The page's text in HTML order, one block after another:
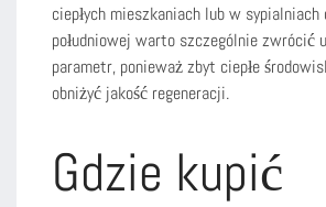
ciepłych mieszkaniach lub w sypialniach
południowej warto szczególnie zwrócić
parametr, ponieważ zbyt ciepłe
obniżyć jakość regeneracji.
Gdzie kupić